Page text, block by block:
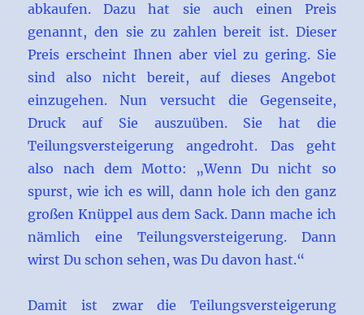
abkaufen. Dazu hat sie auch einen Preis
genannt, den sie zu zahlen bereit ist. Dieser
Preis erscheint Ihnen aber viel zu gering. Sie
sind also nicht bereit, auf dieses Angebot
einzugehen. Nun versucht die Gegenseite,
Druck auf Sie auszuüben. Sie hat die
Teilungsversteigerung angedroht. Das geht
also nach dem Motto: „Wenn Du nicht so
spurst, wie ich es will, dann hole ich den ganz
großen Knüppel aus dem Sack. Dann mache ich
nämlich eine Teilungsversteigerung. Dann
wirst Du schon sehen, was Du davon hast.“
Damit ist zwar die Teilungsversteigerung